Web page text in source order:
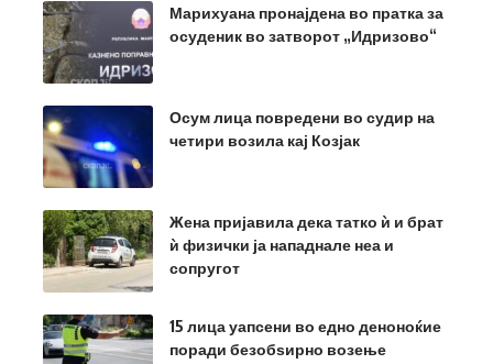
Марихуана пронајдена во пратка за
осуденик во затворот „Идризово“
Осум лица повредени во судир на
четири возила кај Козјак
Жена пријавила дека татко ѝ и брат
ѝ физички ја нападнале неа и
сопругот
15 лица уапсени во едно деноноќие
поради безобѕирно возење